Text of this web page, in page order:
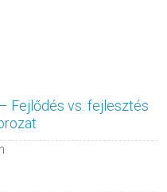
Fejlődés vs. fejlesztés